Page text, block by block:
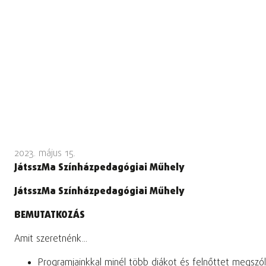
2023. május 15.
JátsszMa Színházpedagógiai Műhely
JátsszMa Színházpedagógiai Műhely
BEMUTATKOZÁS
Amit szeretnénk...
Programjainkkal minél több diákot és felnőttet